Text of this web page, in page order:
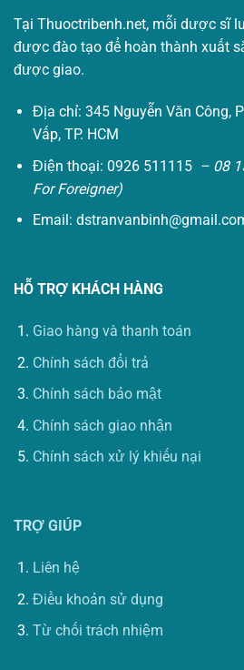
Tại Thuoctribenh.net, mỗi dược sĩ
được đào tạo để hoàn thành xuất
được giao.
Địa chỉ: 345 Nguyễn Văn Công,
Vấp, TP. HCM
Điện thoại: 0926 511115 – 08
For Foreigner)
Email:
HỖ TRỢ KHÁCH HÀNG
Giao hàng và thanh toán
Chính sách đổi trả
Chính sách bảo mật
Chính sách giao nhận
Chính sách xử lý khiếu nại
TRỢ GIÚP
Liên hệ
Điều khoản sử dụng
Từ chối trách nhiệm